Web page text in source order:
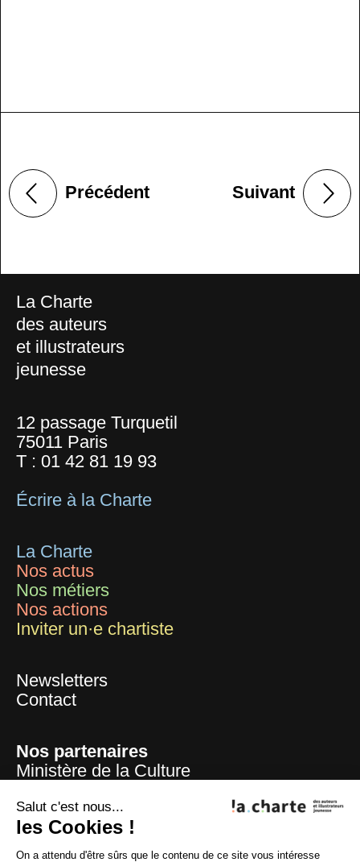
Précédent Suivant
La Charte
des auteurs
et illustrateurs
jeunesse
12 passage Turquetil
75011 Paris
T : 01 42 81 19 93
Écrire à la Charte
La Charte
Nos actus
Nos métiers
Nos actions
Inviter un·e chartiste
Newsletters
Contact
Nos partenaires
Ministère de la Culture
Centre national du livre
La Sofia
Salut c'est nous...
les Cookies !
On a attendu d'être sûrs que le contenu de ce site vous intéresse